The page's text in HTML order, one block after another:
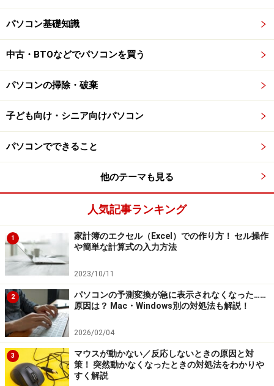
パソコン基礎知識
中古・BTOなどでパソコンを買う
パソコンの掃除・破棄
子ども向け・シニア向けパソコン
パソコンでできること
他のテーマも見る
人気記事ランキング
1
家計簿のエクセル（Excel）での作り方！ セル操作
や簡単な計算式の入力方法
2023/10/11
2
パソコンの予測変換が急に表示されなくなった……
原因は？ Mac・Windows別の対処法も解説！
2026/02/04
3
マウスが動かない／反応しないときの原因と対
策！ 突然動かなくなったときの対処法をわかりや
すく解説